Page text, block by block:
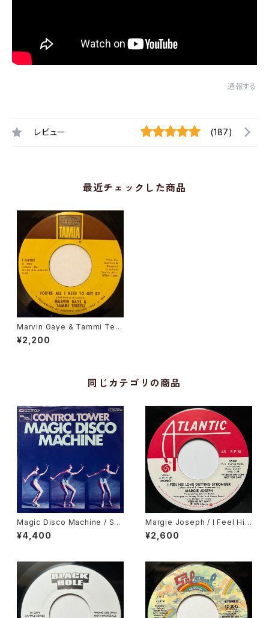
通報する
レビュー (187)
最近チェックした商品
Marvin Gaye & Tammi Terr
ell / You're All I Need To G
et By
¥2,200
同じカテゴリの商品
Magic Disco Machine / Scr
atchin'
¥4,400
Margie Joseph / I Feel His
Love Getting Stronger
¥2,600